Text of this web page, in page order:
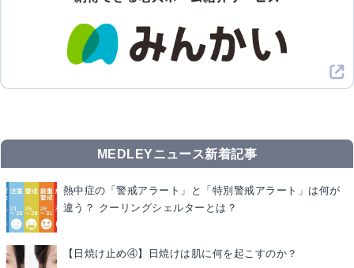
MEDLEYニュース新着記事
熱中症の「警戒アラート」と「特別警戒アラート」は何が
違う？ クーリングシェルターとは？
【日焼け止め④】日焼けは肌に何を起こすのか？